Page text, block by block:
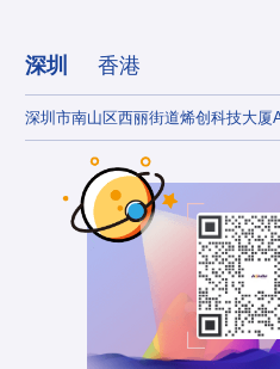
深圳 香港
深圳市南山区西丽街道烯创科技大厦